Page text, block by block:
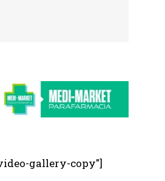
gallery-copy"]